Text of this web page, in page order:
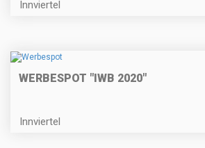
Innviertel
WERBESPOT "IWB 2020"
Innviertel